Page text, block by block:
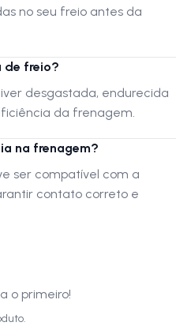
no seu freio antes da
de freio?
desgastada, endurecida
da frenagem.
na frenagem?
ser compatível com a
contato correto e
o primeiro!